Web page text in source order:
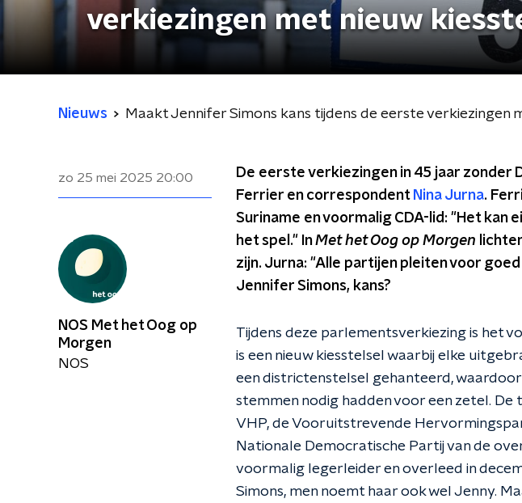
verkiezingen met nieuw
Nieuws Maakt Jennifer Simons kans tijdens de eerste verkiezingen
zo 25 mei 2025 20:00
De eerste verkiezingen in 45 jaar zonder
Ferrier en correspondent Nina Jurna.
Suriname en voormalig CDA-lid: "Het kan
het spel." InMet het Oog op Morgen
zijn. Jurna: "Alle partijen pleiten voor
Jennifer Simons, kans?
Tijdens deze parlementsverkiezing is het
is een nieuw kiesstelsel waarbij elke
een districtenstelsel gehanteerd,
stemmen nodig hadden voor een zetel.
VHP, de Vooruitstrevende
Nationale Democratische Partij van de
voormalig legerleider en overleed in
Simons, men noemt haar ook wel Jenny.
NOS Met het Oog op
Morgen
NOS